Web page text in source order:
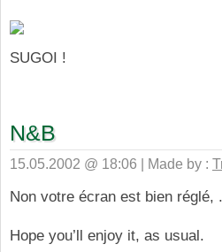
SUGOI !
N&B
15.05.2002 @ 18:06 | Made by :
Non votre écran est bien réglé,
Hope you’ll enjoy it, as usual.